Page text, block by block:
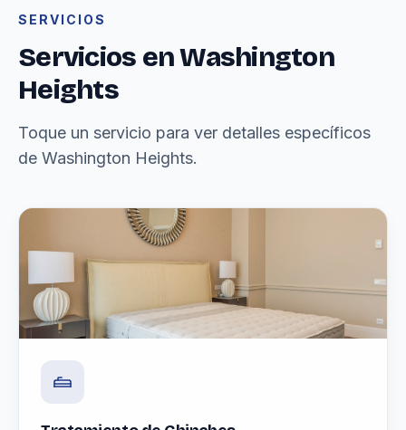
SERVICIOS
Servicios en Washington
Heights
Toque un servicio para ver detalles específicos
de Washington Heights.